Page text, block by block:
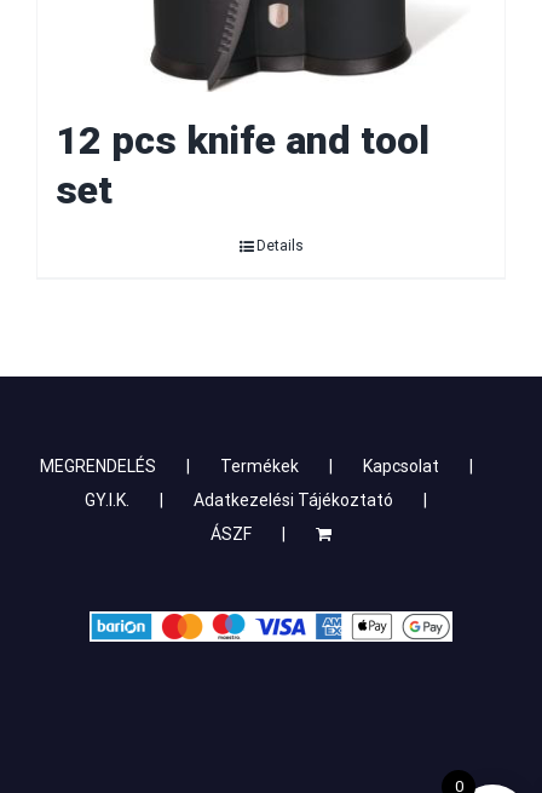
12 pcs knife and tool
set
Details
MEGRENDELÉS Termékek
Kapcsolat
GY.I.K.
Adatkezelési Tájékoztató
ÁSZF
0